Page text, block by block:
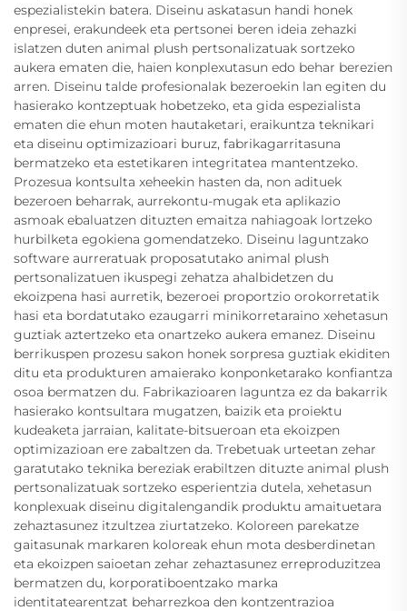
espezialistekin batera. Diseinu askatasun handi honek
enpresei, erakundeek eta pertsonei beren ideia zehazki
islatzen duten animal plush pertsonalizatuak sortzeko
aukera ematen die, haien konplexutasun edo behar berezien
arren. Diseinu talde profesionalak bezeroekin lan egiten du
hasierako kontzeptuak hobetzeko, eta gida espezialista
ematen die ehun moten hautaketari, eraikuntza teknikari
eta diseinu optimizazioari buruz, fabrikagarritasuna
bermatzeko eta estetikaren integritatea mantentzeko.
Prozesua kontsulta xeheekin hasten da, non adituek
bezeroen beharrak, aurrekontu-mugak eta aplikazio
asmoak ebaluatzen dituzten emaitza nahiagoak lortzeko
hurbilketa egokiena gomendatzeko. Diseinu laguntzako
software aurreratuak proposatutako animal plush
pertsonalizatuen ikuspegi zehatza ahalbidetzen du
ekoizpena hasi aurretik, bezeroei proportzio orokorretatik
hasi eta bordatutako ezaugarri minikorretaraino xehetasun
guztiak aztertzeko eta onartzeko aukera emanez. Diseinu
berrikuspen prozesu sakon honek sorpresa guztiak ekiditen
ditu eta produkturen amaierako konponketarako konfiantza
osoa bermatzen du. Fabrikazioaren laguntza ez da bakarrik
hasierako kontsultara mugatzen, baizik eta proiektu
kudeaketa jarraian, kalitate-bitsueroan eta ekoizpen
optimizazioan ere zabaltzen da. Trebetuak urteetan zehar
garatutako teknika bereziak erabiltzen dituzte animal plush
pertsonalizatuak sortzeko esperientzia dutela, xehetasun
konplexuak diseinu digitalengandik produktu amaituetara
zehaztasunez itzultzea ziurtatzeko. Koloreen parekatze
gaitasunak markaren koloreak ehun mota desberdinetan
eta ekoizpen saioetan zehar zehaztasunez erreproduzitzea
bermatzen du, korporatiboentzako marka
identitatearentzat beharrezkoa den kontzentrazioa